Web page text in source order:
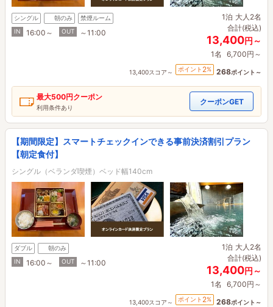
シングル 朝のみ
禁煙ルーム
IN
16:00～ OUT ～11:00
1泊 大人2名
合計(税込)
13,400円～
1名 6,700円～
13,400スコア～ ポイント 2% 268ポイント～
最大500円クーポン
利用条件あり
クーポンGET
【期間限定】スマートチェックインできる事前決済割引プラン
【朝定食付】
シングル（ベランダ喫煙）ベッド幅140cm
ダブル
朝のみ
IN
16:00～ OUT ～11:00
1泊 大人2名
合計(税込)
13,400円～
1名 6,700円～
13,400スコア～ ポイント 2% 268ポイント～